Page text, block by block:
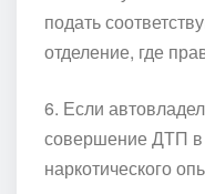
подать
отделение, где
6. Если
совершение ДТП в
наркотического